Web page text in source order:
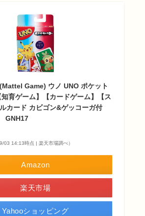
Game) ウノ UNO ポケット
育ゲーム】【カードゲーム】【ス
カード カビゴン&ゲッコーガ付
GNH17
03 14:13時点 | 楽天市場調べ）
Amazon
楽天市場
Yahooショッピング